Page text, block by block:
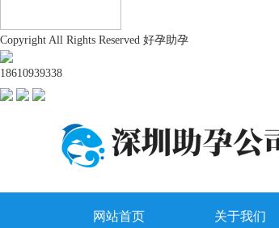
Copyright All Rights Reserved 好孕助孕
18610939338
网站首页 关于我们